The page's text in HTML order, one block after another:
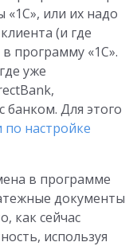
или их надо
(и где
программу «1С».
уже
банком. Для этого
по настройке
в программе
документы
как сейчас
используя